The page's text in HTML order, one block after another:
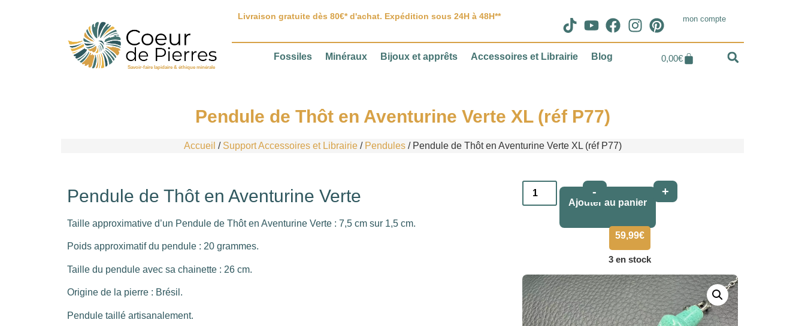
Savoir-faire lapidaire & éthique minérale
Livraison gratuite dès 80€* d'achat. Expédition sous 24H à 48H** mon compte
Fossiles Minéraux Bijoux et apprêts Accessoires et Librairie Blog 0,00€
Pendule de Thôt en Aventurine Verte XL (réf P77)
Accueil / Support Accessoires et Librairie/ Pendules/ Pendule de Thôt en Aventurine Verte XL (réf P77)
Pendule de Thôt en Aventurine Verte
Taille approximative d’un Pendule de Thôt en Aventurine Verte : 7,5 cm sur 1,5 cm.
Poids approximatif du pendule : 20 grammes.
Taille du pendule avec sa chainette : 26 cm.
Origine de la pierre : Brésil.
Pendule taillé artisanalement.
59,99€
3 en stock
- +
Ajouter au panier
Alternative: